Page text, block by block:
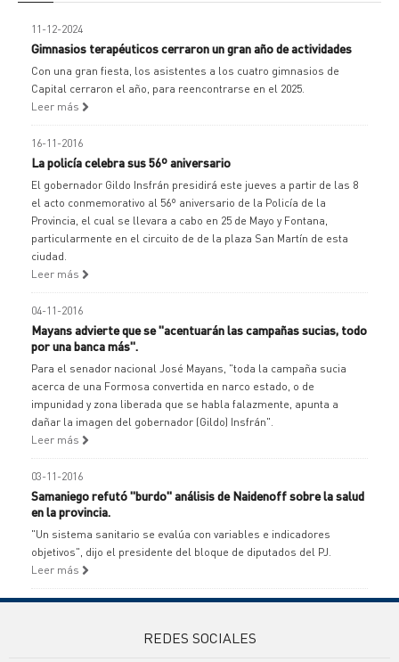
11-12-2024
Gimnasios terapéuticos cerraron un gran año de actividades
Con una gran fiesta, los asistentes a los cuatro gimnasios de
Capital cerraron el año, para reencontrarse en el 2025.
Leer más
16-11-2016
La policía celebra sus 56º aniversario
El gobernador Gildo Insfrán presidirá este jueves a partir de las 8
el acto conmemorativo al 56º aniversario de la Policía de la
Provincia, el cual se llevara a cabo en 25 de Mayo y Fontana,
particularmente en el circuito de de la plaza San Martín de esta
ciudad.
Leer más
04-11-2016
Mayans advierte que se "acentuarán las campañas sucias, todo
por una banca más".
Para el senador nacional José Mayans, "toda la campaña sucia
acerca de una Formosa convertida en narco estado, o de
impunidad y zona liberada que se habla falazmente, apunta a
dañar la imagen del gobernador (Gildo) Insfrán".
Leer más
03-11-2016
Samaniego refutó "burdo" análisis de Naidenoff sobre la salud
en la provincia.
"Un sistema sanitario se evalúa con variables e indicadores
objetivos", dijo el presidente del bloque de diputados del PJ.
Leer más
REDES SOCIALES